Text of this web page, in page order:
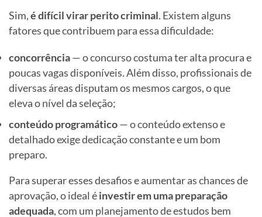
Sim,é difícil virar perito criminal. Existem alguns
fatores que contribuem para essa dificuldade:
concorrência— o concurso costuma ter alta procura e
poucas vagas disponíveis. Além disso, profissionais de
diversas áreas disputam os mesmos cargos, o que
eleva o nível da seleção;
conteúdo programático— o conteúdo extenso e
detalhado exige dedicação constante e um bom
preparo.
Para superar esses desafios e aumentar as chances de
aprovação, o ideal éinvestir em uma preparação
adequada, com um planejamento de estudos bem